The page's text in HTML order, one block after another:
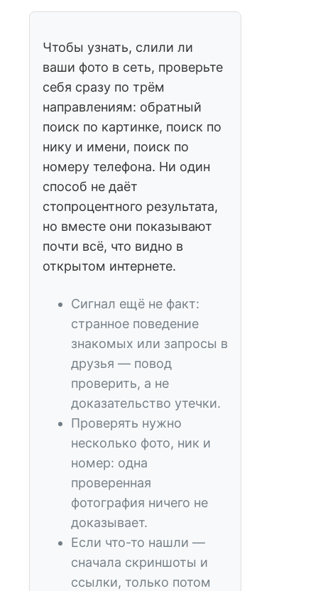
Чтобы узнать, слили ли
ваши фото в сеть, проверьте
себя сразу по трём
направлениям: обратный
поиск по картинке, поиск по
нику и имени, поиск по
номеру телефона. Ни один
способ не даёт
стопроцентного результата,
но вместе они показывают
почти всё, что видно в
открытом интернете.
Сигнал ещё не факт:
странное поведение
знакомых или запросы в
друзья — повод
проверить, а не
доказательство утечки.
Проверять нужно
несколько фото, ник и
номер: одна
проверенная
фотография ничего не
доказывает.
Если что-то нашли —
сначала скриншоты и
ссылки, только потом